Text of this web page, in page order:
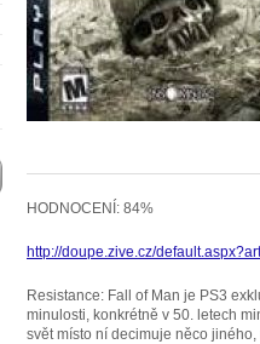
HODNOCENÍ: 84%
http://doupe.zive.cz/
Resistance: Fall of Man je PS3
minulosti, konkrétně v 50. letech
svět místo ní decimuje něco